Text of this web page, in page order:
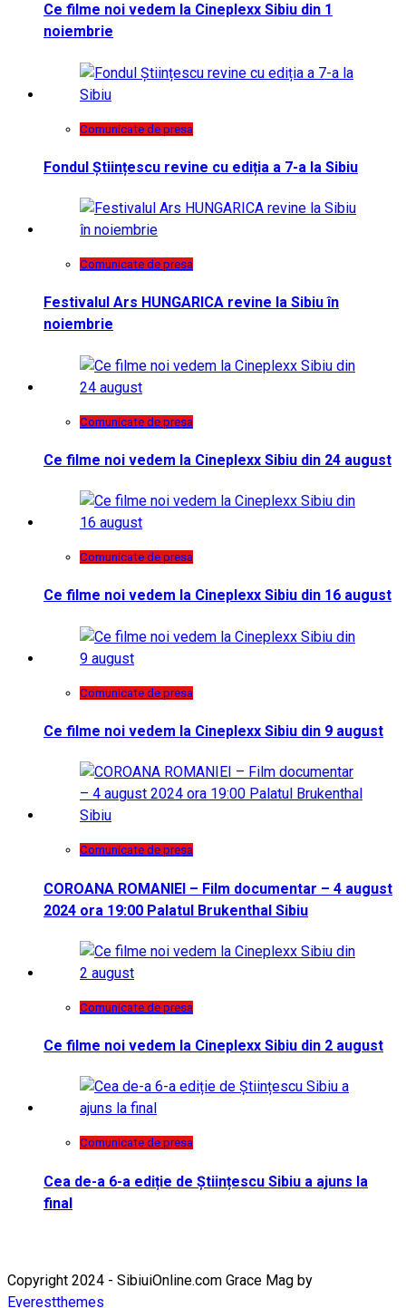
Ce filme noi vedem la Cineplexx Sibiu din 1
noiembrie
Comunicate de presa
Fondul Științescu revine cu ediția a 7-a la Sibiu
Comunicate de presa
Festivalul Ars HUNGARICA revine la Sibiu în
noiembrie
Comunicate de presa
Ce filme noi vedem la Cineplexx Sibiu din 24 august
Comunicate de presa
Ce filme noi vedem la Cineplexx Sibiu din 16 august
Comunicate de presa
Ce filme noi vedem la Cineplexx Sibiu din 9 august
Comunicate de presa
COROANA ROMANIEI – Film documentar – 4 august
2024 ora 19:00 Palatul Brukenthal Sibiu
Comunicate de presa
Ce filme noi vedem la Cineplexx Sibiu din 2 august
Comunicate de presa
Cea de-a 6-a ediție de Științescu Sibiu a ajuns la
final
Copyright 2024 - SibiuiOnline.com Grace Mag by
Everestthemes